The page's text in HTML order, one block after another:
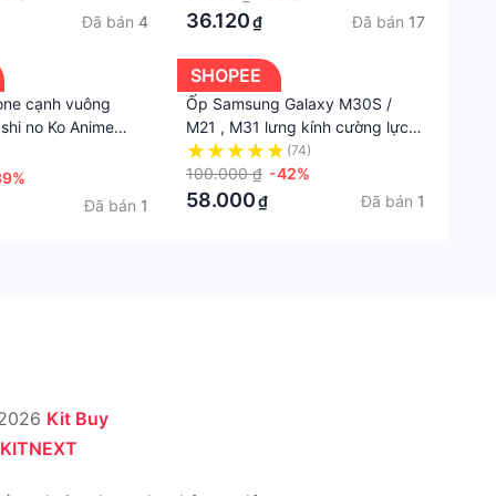
Đã bán 4
max
36.120₫ Đã bán 17
cạnh vuông
no Ko Anime
12/pro/max/plus/promax
Đã bán 1
SHOPEE
Ốp Samsung Galaxy M30S /
M21 , M31 lưng kính cường lực
hoa lá
(74)
100.000 ₫ -42%
58.000₫ Đã bán 1
Kit Buy
KITNEXT